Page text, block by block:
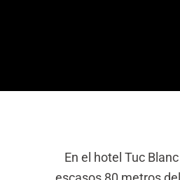
En el hotel Tuc